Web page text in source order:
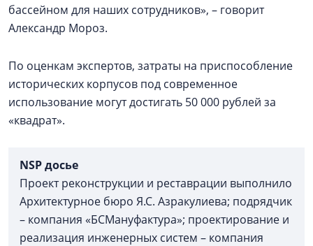
бассейном для наших сотрудников», – говорит
Александр Мороз.
По оценкам экспертов, затраты на приспособление
исторических корпусов под современное
использование могут достигать 50 000 рублей за
«квадрат».
NSP досье
Проект реконструкции и реставрации выполнило
Архитектурное бюро Я.С. Азракулиева; подрядчик
– компания «БСМануфактура»; проектирование и
реализация инженерных систем – компания